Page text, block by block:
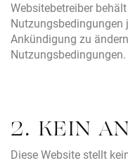
Websitebetreiber
Nutzungsbedingungen
Ankündigung zu
Nutzungsbedingungen.
2. KEIN
Diese Website stellt